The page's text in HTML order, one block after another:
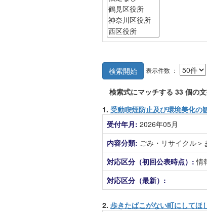
検索開始 表示件数 ：
検索式にマッチする 33 個の
1. 受動喫煙防止及び環境美化の
受付年月: 2026年05月
内容分類: ごみ・リサイクル＞
対応区分（初回公表時点）:情
対応区分（最新）:
2. 歩きたばこがない町にしてほ